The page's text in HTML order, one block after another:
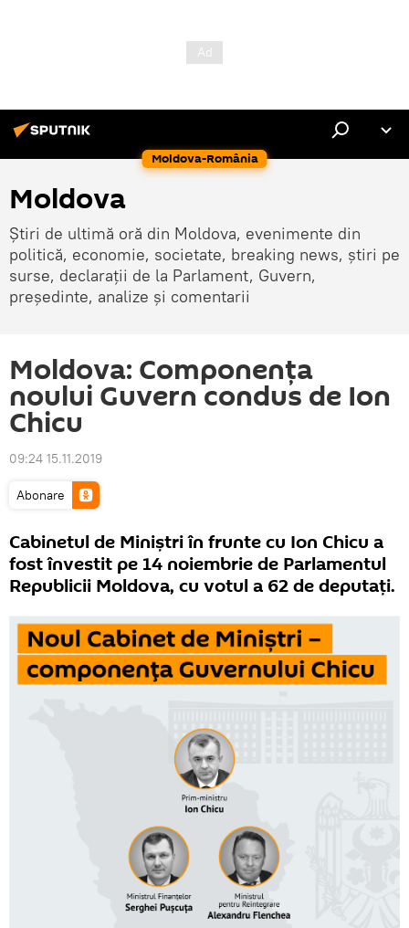
Moldova-România
Moldova
Știri de ultimă oră din Moldova, evenimente din
politică, economie, societate, breaking news, știri pe
surse, declarații de la Parlament, Guvern,
președinte, analize și comentarii
Moldova: Componența
noului Guvern condus de Ion
Chicu
09:24 15.11.2019
Abonare
Cabinetul de Miniștri în frunte cu Ion Chicu a
fost învestit pe 14 noiembrie de Parlamentul
Republicii Moldova, cu votul a 62 de deputați.